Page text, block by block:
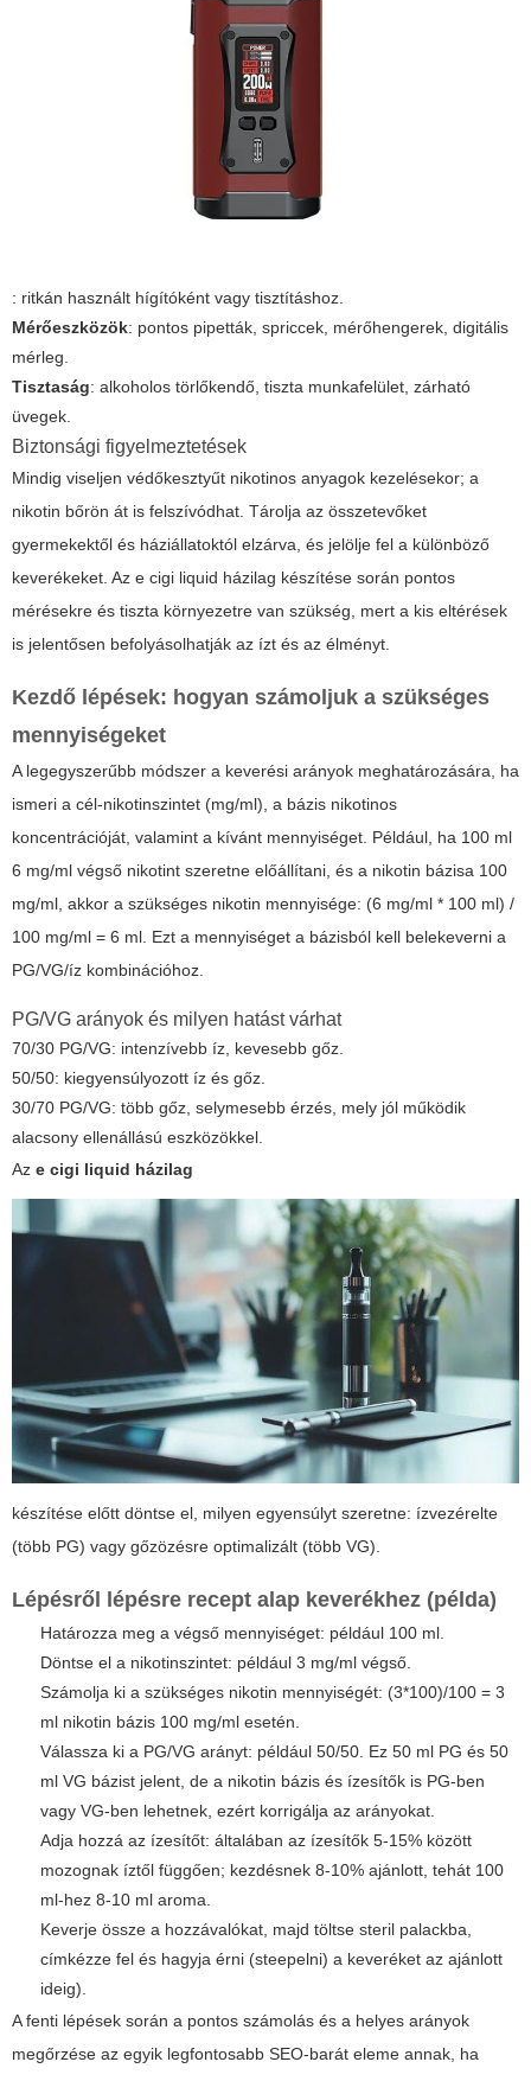
: ritkán használt hígítóként vagy tisztításhoz.
Mérőeszközök: pontos pipetták, spriccek, mérőhengerek, digitális
mérleg.
Tisztaság: alkoholos törlőkendő, tiszta munkafelület, zárható
üvegek.
Biztonsági figyelmeztetések
Mindig viseljen védőkesztyűt nikotinos anyagok kezelésekor; a
nikotin bőrön át is felszívódhat. Tárolja az összetevőket
gyermekektől és háziállatoktól elzárva, és jelölje fel a különböző
keverékeket. Az e cigi liquid házilag készítése során pontos
mérésekre és tiszta környezetre van szükség, mert a kis eltérések
is jelentősen befolyásolhatják az ízt és az élményt.
Kezdő lépések: hogyan számoljuk a szükséges
mennyiségeket
A legegyszerűbb módszer a keverési arányok meghatározására, ha
ismeri a cél-nikotinszintet (mg/ml), a bázis nikotinos
koncentrációját, valamint a kívánt mennyiséget. Például, ha 100 ml
6 mg/ml végső nikotint szeretne előállítani, és a nikotin bázisa 100
mg/ml, akkor a szükséges nikotin mennyisége: (6 mg/ml * 100 ml) /
100 mg/ml = 6 ml. Ezt a mennyiséget a bázisból kell belekeverni a
PG/VG/íz kombinációhoz.
PG/VG arányok és milyen hatást várhat
70/30 PG/VG: intenzívebb íz, kevesebb gőz.
50/50: kiegyensúlyozott íz és gőz.
30/70 PG/VG: több gőz, selymesebb érzés, mely jól működik
alacsony ellenállású eszközökkel.
Az e cigi liquid házilag
készítése előtt döntse el, milyen egyensúlyt szeretne: ízvezérelte
(több PG) vagy gőzözésre optimalizált (több VG).
Lépésről lépésre recept alap keverékhez (példa)
Határozza meg a végső mennyiséget: például 100 ml.
Döntse el a nikotinszintet: például 3 mg/ml végső.
Számolja ki a szükséges nikotin mennyiségét: (3*100)/100 = 3
ml nikotin bázis 100 mg/ml esetén.
Válassza ki a PG/VG arányt: például 50/50. Ez 50 ml PG és 50
ml VG bázist jelent, de a nikotin bázis és ízesítők is PG-ben
vagy VG-ben lehetnek, ezért korrigálja az arányokat.
Adja hozzá az ízesítőt: általában az ízesítők 5-15% között
mozognak íztől függően; kezdésnek 8-10% ajánlott, tehát 100
ml-hez 8-10 ml aroma.
Keverje össze a hozzávalókat, majd töltse steril palackba,
címkézze fel és hagyja érni (steepelni) a keveréket az ajánlott
ideig).
A fenti lépések során a pontos számolás és a helyes arányok
megőrzése az egyik legfontosabb SEO-barát eleme annak, ha